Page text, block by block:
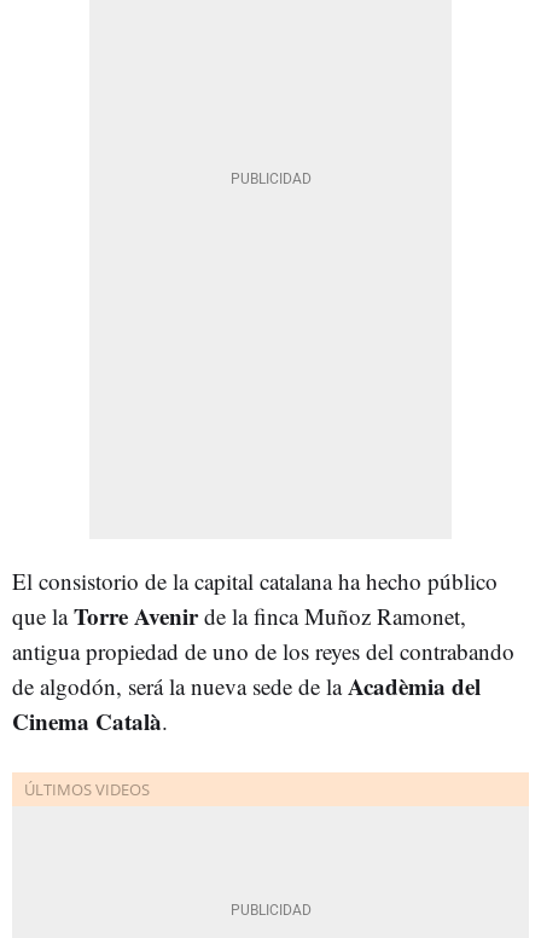
El consistorio de la capital catalana ha hecho público
que laTorre Avenirde la finca Muñoz Ramonet,
antigua propiedad de uno de los reyes del contrabando
de algodón, será la nueva sede de laAcadèmia del
Cinema Català.